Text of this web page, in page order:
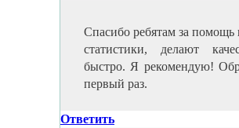
Спасибо ребятам за помощь
статистики, делают
быстро. Я рекомендую!
первый раз.
Ответить